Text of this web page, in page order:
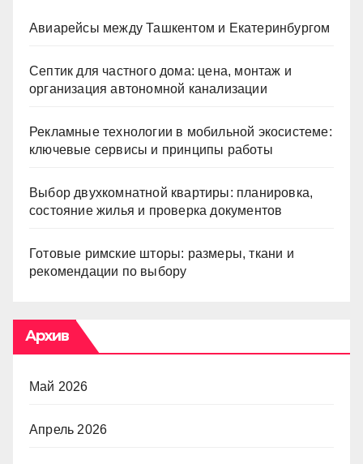
Авиарейсы между Ташкентом и Екатеринбургом
Септик для частного дома: цена, монтаж и
организация автономной канализации
Рекламные технологии в мобильной экосистеме:
ключевые сервисы и принципы работы
Выбор двухкомнатной квартиры: планировка,
состояние жилья и проверка документов
Готовые римские шторы: размеры, ткани и
рекомендации по выбору
Архив
Май 2026
Апрель 2026